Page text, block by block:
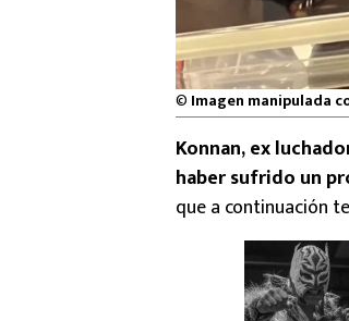
© Imagen manipulada
Konnan, ex
haber sufrido un
que a continuación